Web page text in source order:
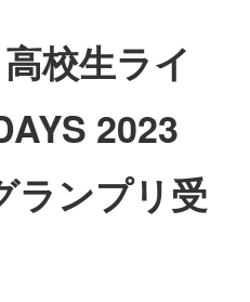
高校生ライ
2023
ランプリ受